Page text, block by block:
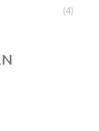
(4)